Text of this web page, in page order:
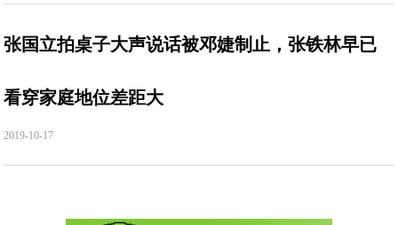
张国立拍桌子大声说话被邓婕制止，张铁林早已
看穿家庭地位差距大
2019-10-17